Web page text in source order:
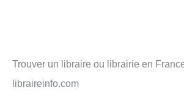
Trouver un libraire ou librairie en
libraireinfo.com